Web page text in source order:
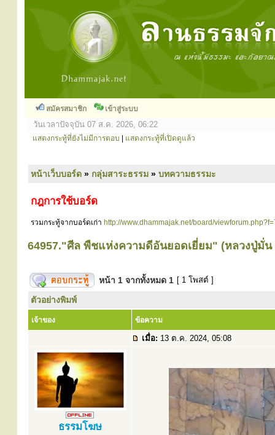
สมัครสมาชิก เข้าสู่ระบบ
วันเวลาปัจจุบัน 07 ส.ค. 2026, 06:22
แสดงกระทู้ที่ยังไม่มีการตอบ แสดงกระทู้ที่เปิดดูแล้ว
หน้าเว็บบอร์ด » กลุ่มสาระธรรม » บทความธรรมะ
กฎการใช้บอร์ด
รวมกระทู้จากบอร์ดเก่า http://www.dhammajak.net/board/
64957."ศีล พืชแห่งความดีอันยอดเยี่ยม" (หลวงปู่มั่
หน้า 1 จากทั้งหมด 1 [ 1 โพสต์ ]
ตัวอย่างพิมพ์
เจ้าของ ข้อความ
เมื่อ: 13 ต.ค. 2024, 05:08
ธรรมโฆษ